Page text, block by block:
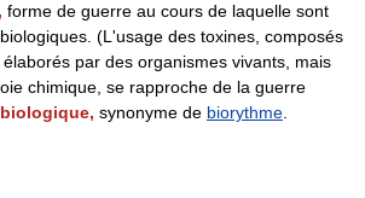
forme de guerre au cours de laquelle sont
(L'usage des toxines, composés
par des organismes vivants, mais
chimique, se rapproche de la guerre
synonyme de biorythme